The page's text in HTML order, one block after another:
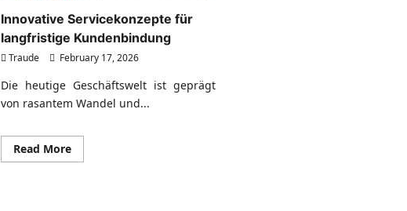
Innovative Servicekonzepte für
langfristige Kundenbindung
Traude February 17, 2026
Die heutige Geschäftswelt ist geprägt
von rasantem Wandel und...
Read MoreRead
more